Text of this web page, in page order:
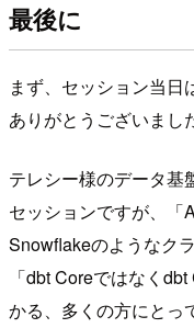
最後に
まず、セッション当
ありがとうございまし
テレシー様のデータ基
セッションですが、「
Snowflakeのようなク
「dbt Coreではなく
かる、多くの方にとっ